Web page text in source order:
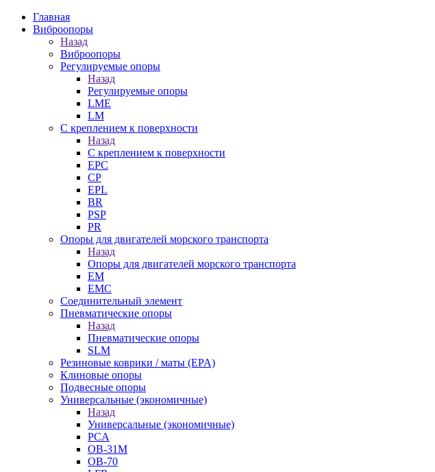
Главная
Виброопоры
Назад
Виброопоры
Регулируемые опоры
Назад
Регулируемые опоры
LME
LM
С креплением к поверхности
Назад
С креплением к поверхности
EPC
CP
EPL
BR
PSP
PR
Опоры для двигателей морского транспорта
Назад
Опоры для двигателей морского транспорта
EM
EMC
Cоединительный элемент
Пневматические опоры
Назад
Пневматические опоры
SLM
Резиновые коврики / маты (EPA)
Клиновые опоры
Подвесные опоры
Универсальные (экономичные)
Назад
Универсальные (экономичные)
PCA
ОВ-31М
OB-70